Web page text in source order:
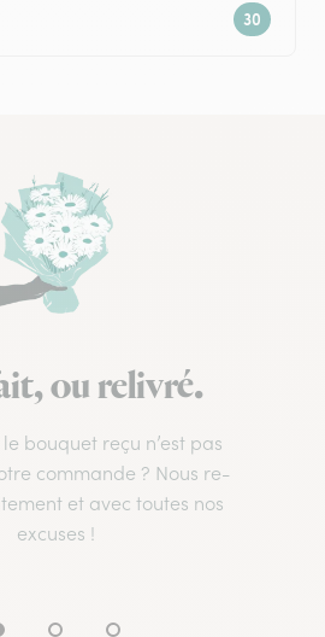
ou relivré.
bouquet reçu n’est pas
commande ? Nous re-
et avec toutes nos
excuses !